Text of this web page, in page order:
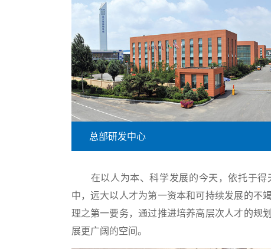
总部研发中心
在以人为本、科学发展的今天，依托于得
中，远大以人才为第一资本和可持续发展的不
理之第一要务，通过推进培养高层次人才的规
展更广阔的空间。